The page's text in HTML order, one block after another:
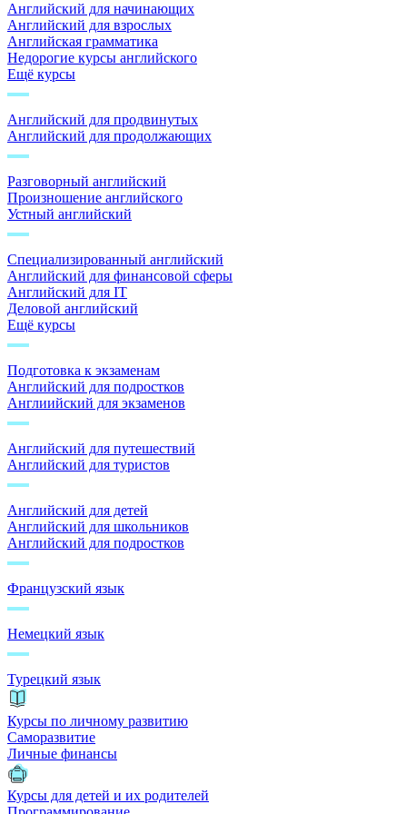
Английский для начинающих
Английский для взрослых
Английская грамматика
Недорогие курсы английского
Ещё курсы
Английский для продвинутых
Английский для продолжающих
Разговорный английский
Произношение английского
Устный английский
Специализированный английский
Английский для финансовой сферы
Английский для IT
Деловой английский
Ещё курсы
Подготовка к экзаменам
Английский для подростков
Англиийский для экзаменов
Английский для путешествий
Английский для туристов
Английский для детей
Английский для школьников
Английский для подростков
Французский язык
Немецкий язык
Турецкий язык
Курсы по личному развитию
Саморазвитие
Личные финансы
Курсы для детей и их родителей